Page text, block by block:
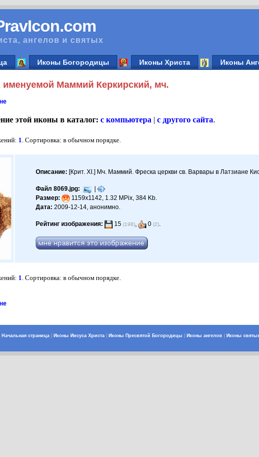
ангелов и святых
Иконы Богородицы Иконы Христа Иконы
Маммий Керкирский, мч.
этой иконы в каталог:с компьютера |с другого сайта.
1. Сортировка: в обычном порядке.
Описание: [Крит. XI.] Мч. Маммий. Фреска церкви св. Варвары в Латзиане
Файл 8069.jpg:
|
Размер:
1159x1142, 1.32 MPix, 384 Kb.
Дата: 2009-12-14, анонимно.
Рейтинг изображения: 15(198), 0(2).
1. Сортировка: в обычном порядке.
Начальная страница Иконы Иисуса Христа Иконы Пресвятой Богородицы Иконы ангелов Иконы